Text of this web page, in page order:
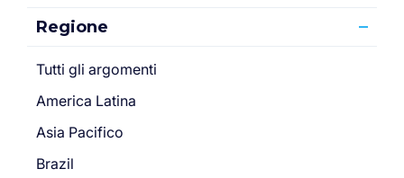
Regione
Tutti gli argomenti
America Latina
Asia Pacifico
Brazil